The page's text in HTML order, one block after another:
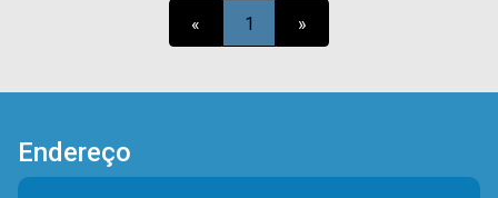
« 1 »
Endereço